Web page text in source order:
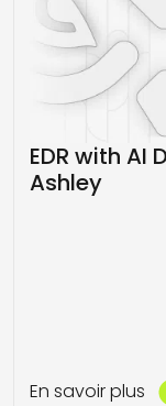
EDR with AI
Ashley
En savoir plus